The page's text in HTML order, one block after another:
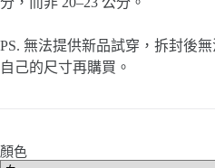
PS. 無法提供新品試穿，拆封後
自己的尺寸再購買。
顏色